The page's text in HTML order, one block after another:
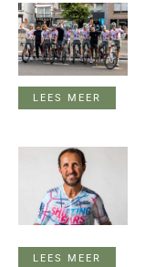
LEES MEER
LEES MEER